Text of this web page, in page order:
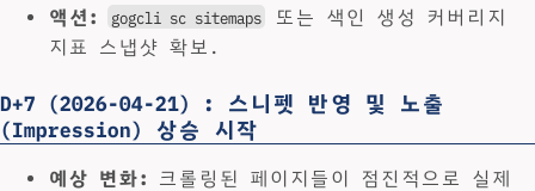
액션:
gogcli sc sitemaps
또는 색인 생성 커버리지
지표 스냅샷 확보.
D+7 (2026-04-21) : 스니펫 반영 및 노출
(Impression) 상승 시작
예상 변화:
크롤링된 페이지들이 점진적으로 실제